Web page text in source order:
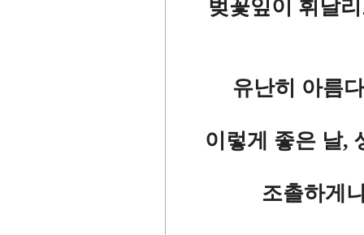
벚꽃잎이 휘날
유난히 아름
이렇게 좋은 날,
조촐하게